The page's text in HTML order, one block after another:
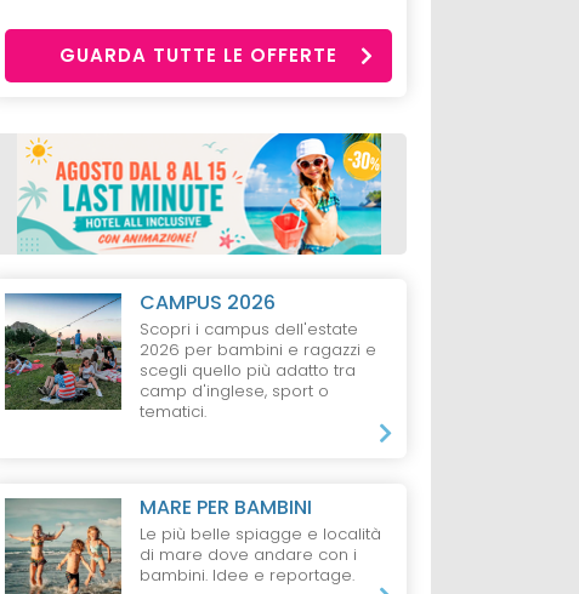
GUARDA TUTTE LE OFFERTE
CAMPUS 2026
Scopri i campus dell'estate
2026 per bambini e ragazzi e
scegli quello più adatto tra
camp d'inglese, sport o
tematici.
MARE PER BAMBINI
Le più belle spiagge e località
di mare dove andare con i
bambini. Idee e reportage.